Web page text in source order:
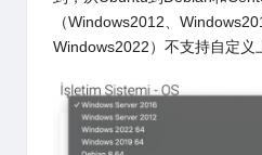
（Windows2012、
Windows2022）不支持自定义